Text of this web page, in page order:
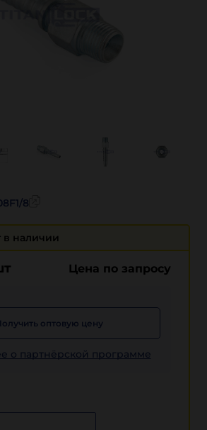
в наличии
Цена по запросу
оптовую цену
о партнёрской программе
8